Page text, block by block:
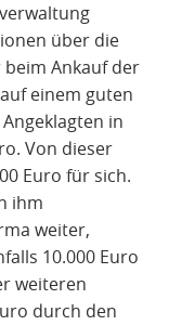
über die
Ankauf der
einem guten
in
Von dieser
Euro für sich.
ihm
weiter,
10.000 Euro
weiteren
durch den